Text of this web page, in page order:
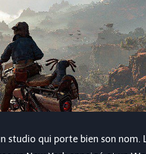
studio qui porte bien son nom.